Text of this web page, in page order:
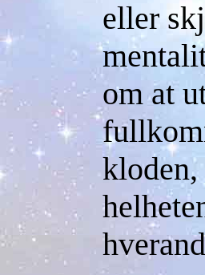
eller
om at